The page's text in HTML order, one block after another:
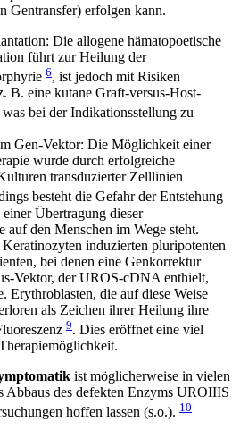
Gentransfer) erfolgen kann.
Die allogene hämatopoetische
führt zur Heilung der
6, ist jedoch mit Risiken
B. eine kutane Graft-versus-Host-
was bei der Indikationsstellung zu
Gen-Vektor: Die Möglichkeit einer
wurde durch erfolgreiche
transduzierter Zelllinien
besteht die Gefahr der Entstehung
einer Übertragung dieser
auf den Menschen im Wege steht.
induzierten pluripotenten
bei denen eine Genkorrektur
Vektor, der UROS-cDNA enthielt,
Erythroblasten, die auf diese Weise
als Zeichen ihrer Heilung ihre
9. Dies eröffnet eine viel
ist möglicherweise in vielen
Abbaus des defekten Enzyms UROIIIS
hoffen lassen (s.o.). 10